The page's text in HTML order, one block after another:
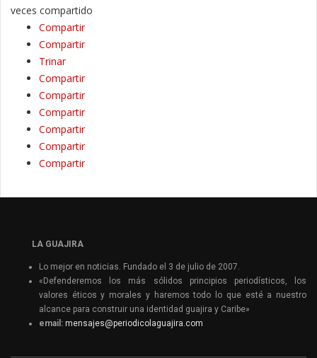
veces compartido
Compartir
Compartir
Trinar
Compartir
Compartir
Compartir
Compartir
Compartir
Compartir
LA GUAJIRA
Lo mejor en noticias. Fundado el 3 de julio de 2007.
«Defenderemos los más sólidos principios periodísticos, los
valores éticos y morales y haremos todo lo que esté a nuestro
alcance para construir una identidad guajira y Caribe»
email: mensajes@periodicolaguajira.com